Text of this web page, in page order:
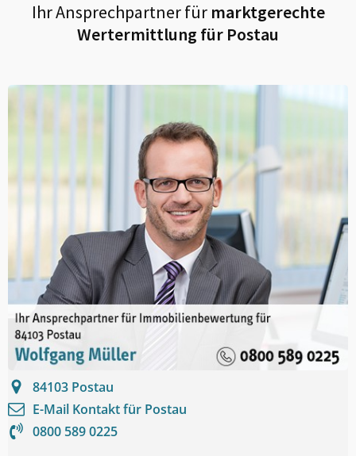
Ihr Ansprechpartner fürmarktgerechte
Wertermittlung für Postau
84103 Postau
E-Mail Kontakt für Postau
0800 589 0225